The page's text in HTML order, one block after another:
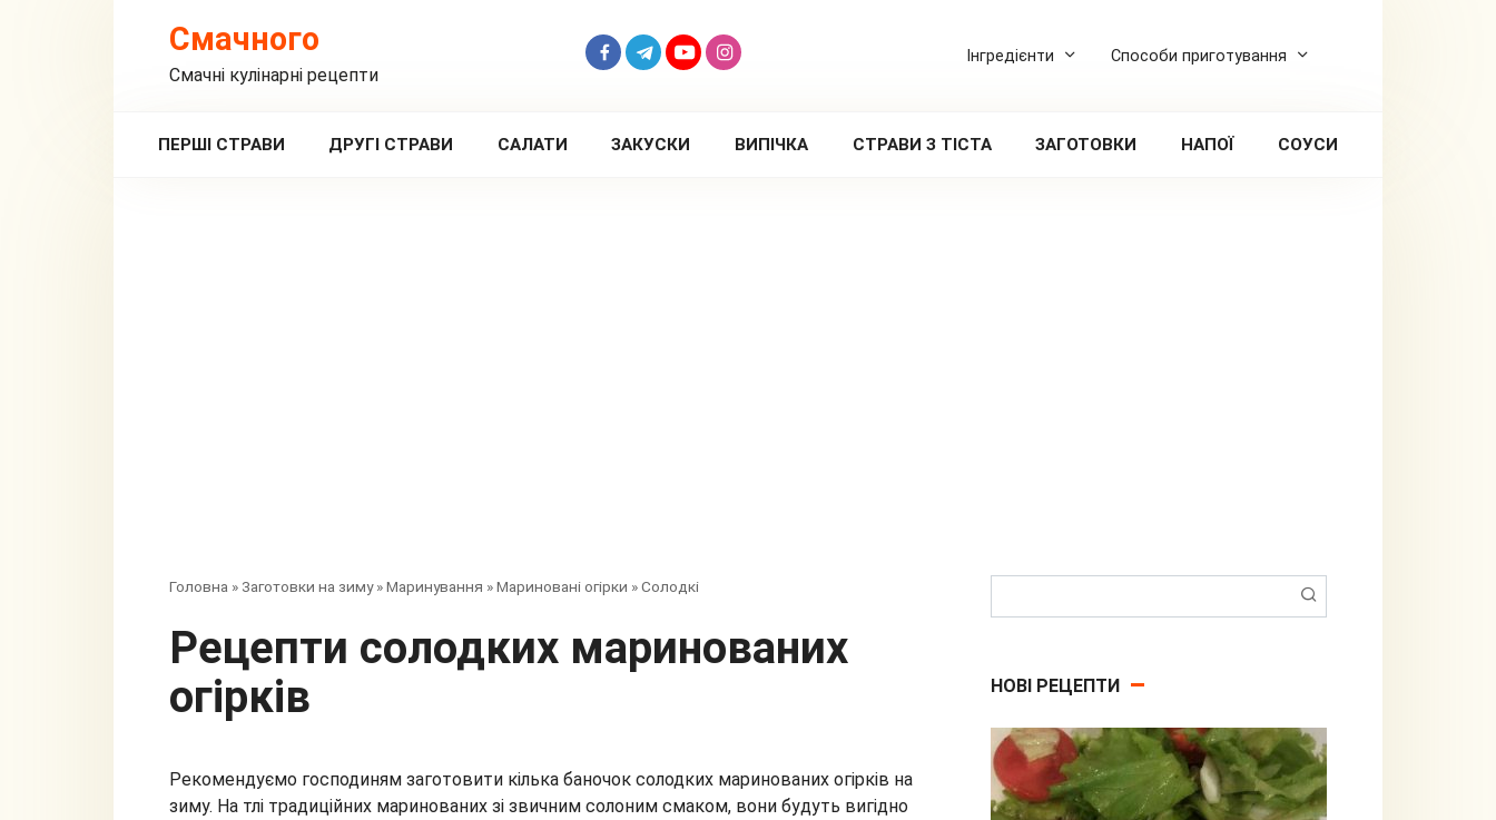
Смачного
Смачні кулінарні рецепти
Інгредієнти Способи приготування
ПЕРШІ СТРАВИ ДРУГІ СТРАВИ САЛАТИ ЗАКУСКИ ВИПІЧКА СТРАВИ З ТІСТА ЗАГОТОВКИ НАПОЇ СОУСИ
Головна » Заготовки на зиму»Маринування »Мариновані огірки »Солодкі
Рецепти солодких маринованих
огірків
Рекомендуємо господиням заготовити кілька баночок солодких маринованих огірків на
зиму. На тлі традиційних маринованих зі звичним солоним смаком, вони будуть вигідно
НОВІ РЕЦЕПТИ